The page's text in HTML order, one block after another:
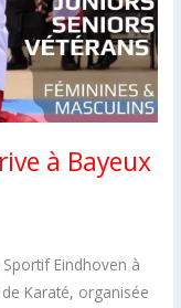
à Bayeux
Eindhoven à
Karaté, organisée